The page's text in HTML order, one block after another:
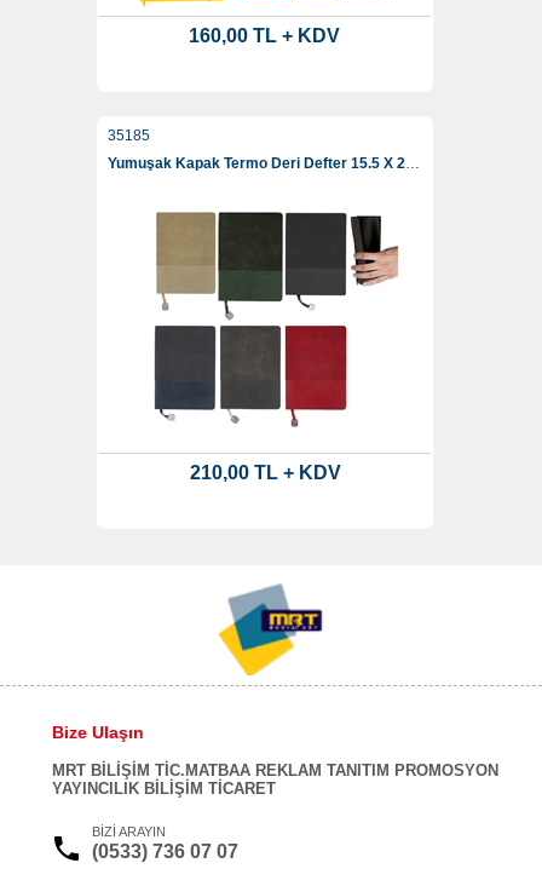
160,00 TL + KDV
35185
Yumuşak Kapak Termo Deri Defter 15.5 X 21.5
210,00 TL + KDV
Bize Ulaşın
MRT BİLİŞİM TİC.MATBAA REKLAM TANITIM PROMOSYON
YAYINCILIK BİLİŞİM TİCARET
BİZİ ARAYIN
(0533) 736 07 07